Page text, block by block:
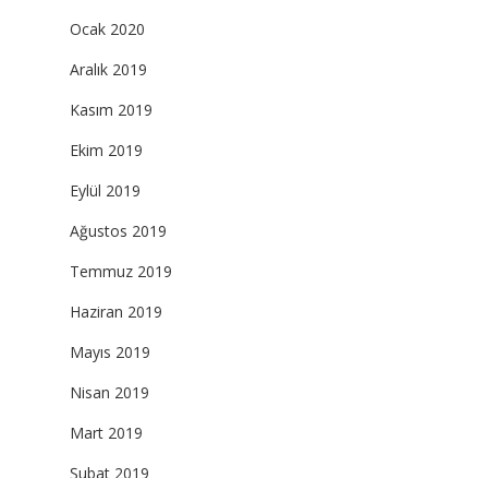
Ocak 2020
Aralık 2019
Kasım 2019
Ekim 2019
Eylül 2019
Ağustos 2019
Temmuz 2019
Haziran 2019
Mayıs 2019
Nisan 2019
Mart 2019
Şubat 2019